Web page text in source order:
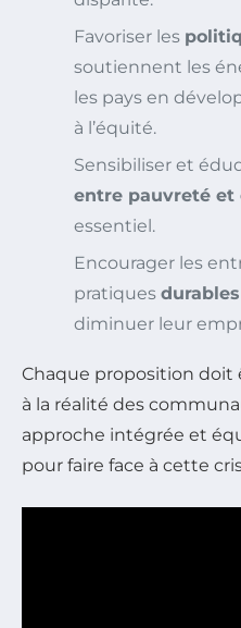
Favoriser les
soutiennent les
les pays en
à l’équité.
Sensibiliser et
entre pauvreté
essentiel.
Encourager les
pratiques durables
diminuer leur
Chaque proposition doit
à la réalité des
approche intégrée et
pour faire face à cette